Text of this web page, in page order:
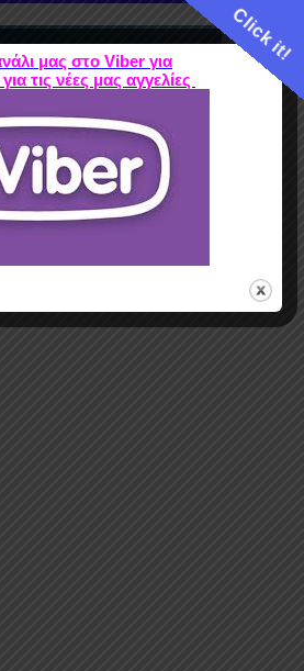
Click it!
μας στο Viber για
τις νέες μας αγγελίες